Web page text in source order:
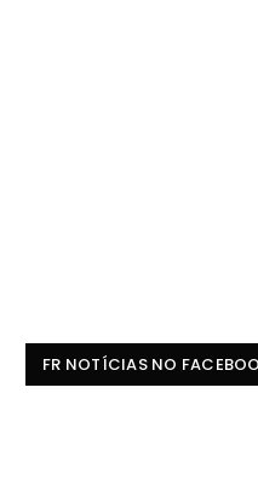
FR NOTÍCIAS NO